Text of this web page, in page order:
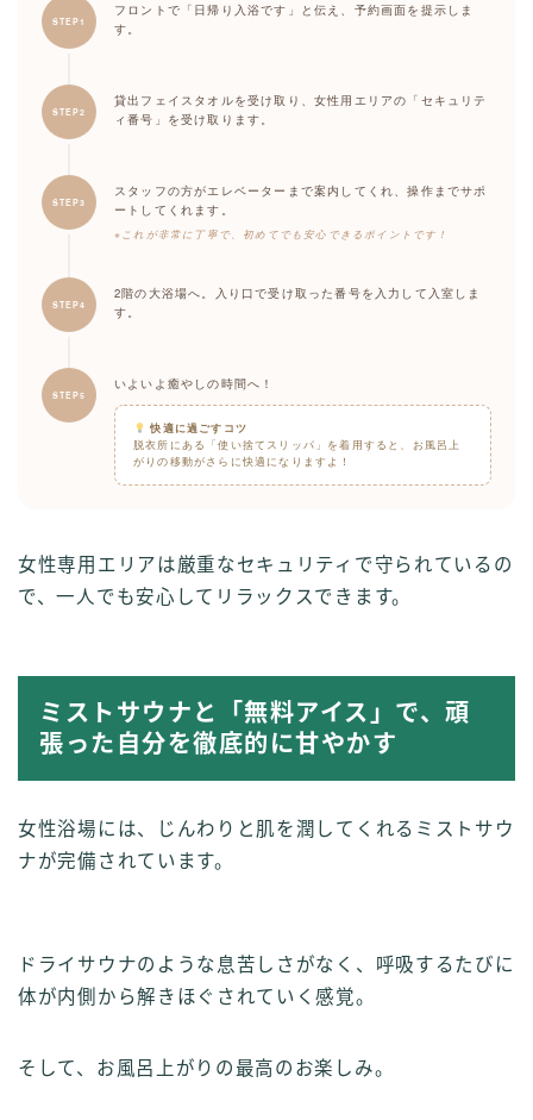
STEP1
フロントで「日帰り入浴です」と伝え、予約画面を提示しま
す。
STEP2
貸出フェイスタオルを受け取り、女性用エリアの「セキュリテ
ィ番号」を受け取ります。
STEP3
スタッフの方がエレベーターまで案内してくれ、操作までサポ
ートしてくれます。
※これが非常に丁寧で、初めてでも安心できるポイントです！
STEP4
2階の大浴場へ。入り口で受け取った番号を入力して入室しま
す。
STEP5
いよいよ癒やしの時間へ！
快適に過ごすコツ
脱衣所にある「使い捨てスリッパ」を着用すると、お風呂上
がりの移動がさらに快適になりますよ！
女性専用エリアは厳重なセキュリティで守られているの
で、一人でも安心してリラックスできます。
ミストサウナと「無料アイス」で、頑
張った自分を徹底的に甘やかす
女性浴場には、じんわりと肌を潤してくれるミストサウ
ナが完備されています。
ドライサウナのような息苦しさがなく、呼吸するたびに
体が内側から解きほぐされていく感覚。
そして、お風呂上がりの最高のお楽しみ。